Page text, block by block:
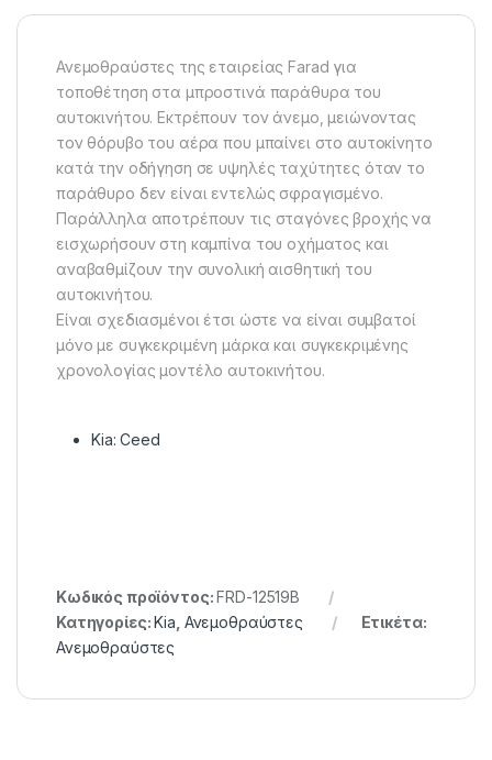
Ανεμοθραύστες της εταιρείας Farad για
τοποθέτηση στα μπροστινά παράθυρα του
αυτοκινήτου. Εκτρέπουν τον άνεμο, μειώνοντας
τον θόρυβο του αέρα που μπαίνει στο αυτοκίνητο
κατά την οδήγηση σε υψηλές ταχύτητες όταν το
παράθυρο δεν είναι εντελώς σφραγισμένο.
Παράλληλα αποτρέπουν τις σταγόνες βροχής να
εισχωρήσουν στη καμπίνα του οχήματος και
αναβαθμίζουν την συνολική αισθητική του
αυτοκινήτου.
Είναι σχεδιασμένοι έτσι ώστε να είναι συμβατοί
μόνο με συγκεκριμένη μάρκα και συγκεκριμένης
χρονολογίας μοντέλο αυτοκινήτου.
Kia: Ceed
Κωδικός προϊόντος:FRD-12519B
Κατηγορίες:Kia Ανεμοθραύστες
Ετικέτα:
Ανεμοθραύστες